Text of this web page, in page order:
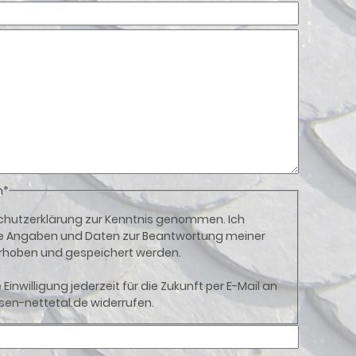
*
zur Kenntnis genommen. Ich
Angaben und Daten zur Beantwortung meiner
und gespeichert werden.
Einwilligung jederzeit für die Zukunft per E-Mail an
nettetal.dewiderrufen.